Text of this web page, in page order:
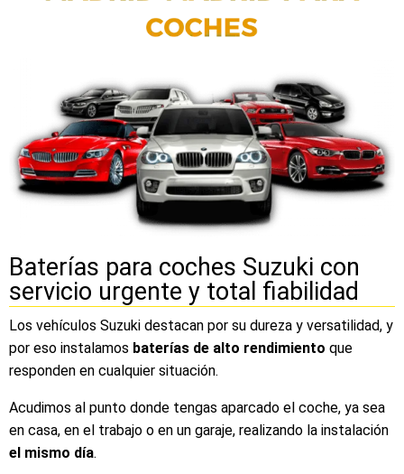
Baterías para coches Suzuki con
servicio urgente y total fiabilidad
Los vehículos Suzuki destacan por su dureza y versatilidad, y
por eso instalamos baterías de alto rendimiento que
responden en cualquier situación.
Acudimos al punto donde tengas aparcado el coche, ya sea
en casa, en el trabajo o en un garaje, realizando la instalación
el mismo día.